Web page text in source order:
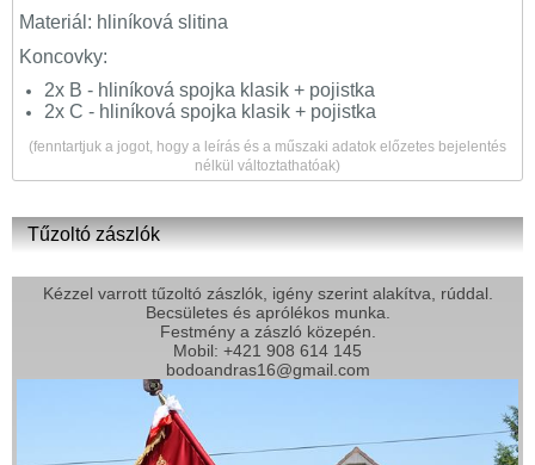
Tűzoltó zászlók
Kézzel varrott tűzoltó zászlók, igény szerint alakítva, rúddal.
Becsületes és aprólékos munka.
Festmény a zászló közepén.
Mobil: +421 908 614 145
bodoandras16@gmail.com
Materiál: hliníková slitina
Koncovky:
2x B - hliníková spojka klasik + pojistka
2x C - hliníková spojka klasik + pojistka
(fenntartjuk a jogot, hogy a leírás és a műszaki adatok előzetes bejelentés
nélkül változtathatóak)